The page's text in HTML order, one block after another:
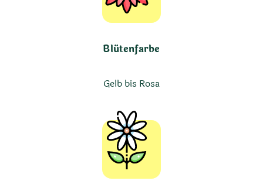
Blütenfarbe
Gelb bis Rosa